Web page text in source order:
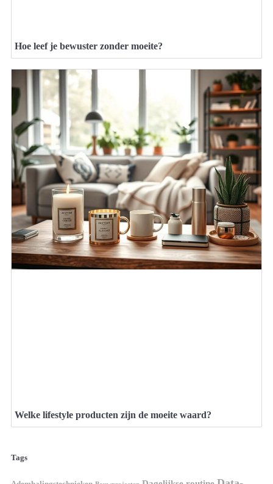
Hoe leef je bewuster zonder moeite?
Welke lifestyle producten zijn de moeite waard?
Tags